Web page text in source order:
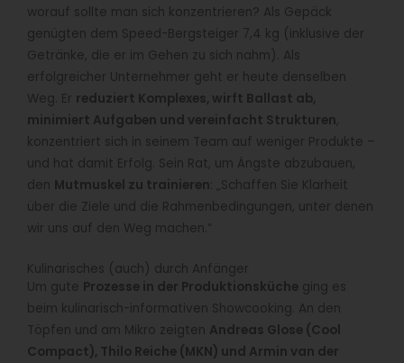
worauf sollte man sich konzentrieren? Als Gepäck
genügten dem Speed-Bergsteiger 7,4 kg (inklusive der
Getränke, die er im Gehen zu sich nahm). Als
erfolgreicher Unternehmer geht er heute denselben
Weg. Er reduziert Komplexes, wirft Ballast ab,
minimiert Aufgaben und vereinfacht Strukturen,
konzentriert sich in seinem Team auf weniger Produkte –
und hat damit Erfolg. Sein Rat, um Ängste abzubauen,
den Mutmuskel zu trainieren : „Schaffen Sie Klarheit
über die Ziele und die Rahmenbedingungen, unter denen
wir uns auf den Weg machen.“
Kulinarisches (auch) durch Anfänger
Um gute Prozesse in der Produktionsküche ging es
beim kulinarisch-informativen Showcooking. An den
Töpfen und am Mikro zeigten Andreas Glose (Cool
Compact), Thilo Reiche (MKN) und Armin van der